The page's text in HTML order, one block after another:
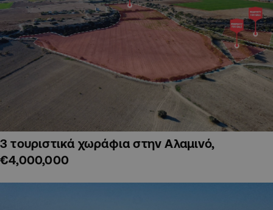
3 τουριστικά χωράφια στην Αλαμινό,
€4,000,000